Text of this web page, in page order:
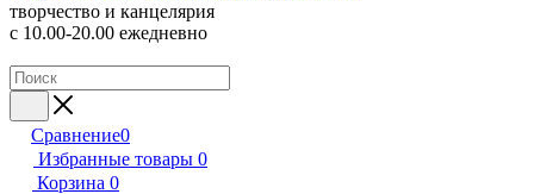
творчество и канцелярия
с 10.00-20.00 ежедневно
Сравнение0
Избранные товары 0
Корзина 0